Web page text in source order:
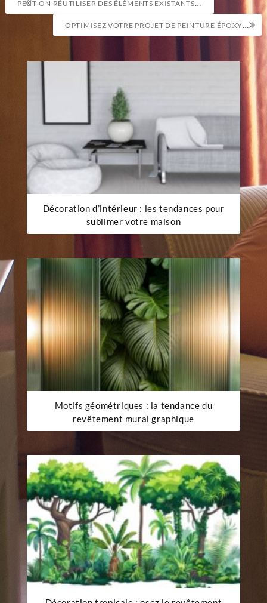
de
l’article
PEUT-ON RÉUTILISER DES ÉLÉMENTS EXISTANTS LORS D’UNE RÉNOVATION DE CUISINE À PETIT BUDGET?
OPTIMISEZ VOTRE PROJET DE PEINTURE ÉPOXY : LES CLÉS D’UNE ADHÉRENCE MAXIMALE
Décoration d’intérieur : les tendances pour
sublimer votre maison
Motifs géométriques : la tendance du
revêtement mural graphique